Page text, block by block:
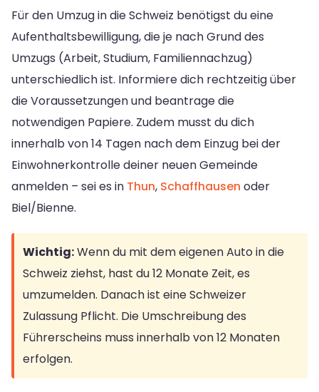
Für den Umzug in die Schweiz benötigst du eine
Aufenthaltsbewilligung, die je nach Grund des
Umzugs (Arbeit, Studium, Familiennachzug)
unterschiedlich ist. Informiere dich rechtzeitig über
die Voraussetzungen und beantrage die
notwendigen Papiere. Zudem musst du dich
innerhalb von 14 Tagen nach dem Einzug bei der
Einwohnerkontrolle deiner neuen Gemeinde
anmelden – sei es in Thun, Schaffhausen oder
Biel/Bienne.
Wichtig:Wenn du mit dem eigenen Auto in die
Schweiz ziehst, hast du 12 Monate Zeit, es
umzumelden. Danach ist eine Schweizer
Zulassung Pflicht. Die Umschreibung des
Führerscheins muss innerhalb von 12 Monaten
erfolgen.